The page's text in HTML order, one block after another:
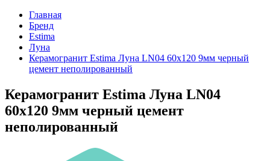
Главная
Бренд
Estima
Луна
Керамогранит Estima Луна LN04 60x120 9мм черный
цемент неполированный
Керамогранит Estima Луна LN04
60x120 9мм черный цемент
неполированный